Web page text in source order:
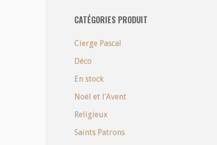
CATÉGORIES PRODUIT
Cierge Pascal
Déco
En stock
Noël et l'Avent
Religieux
Saints Patrons